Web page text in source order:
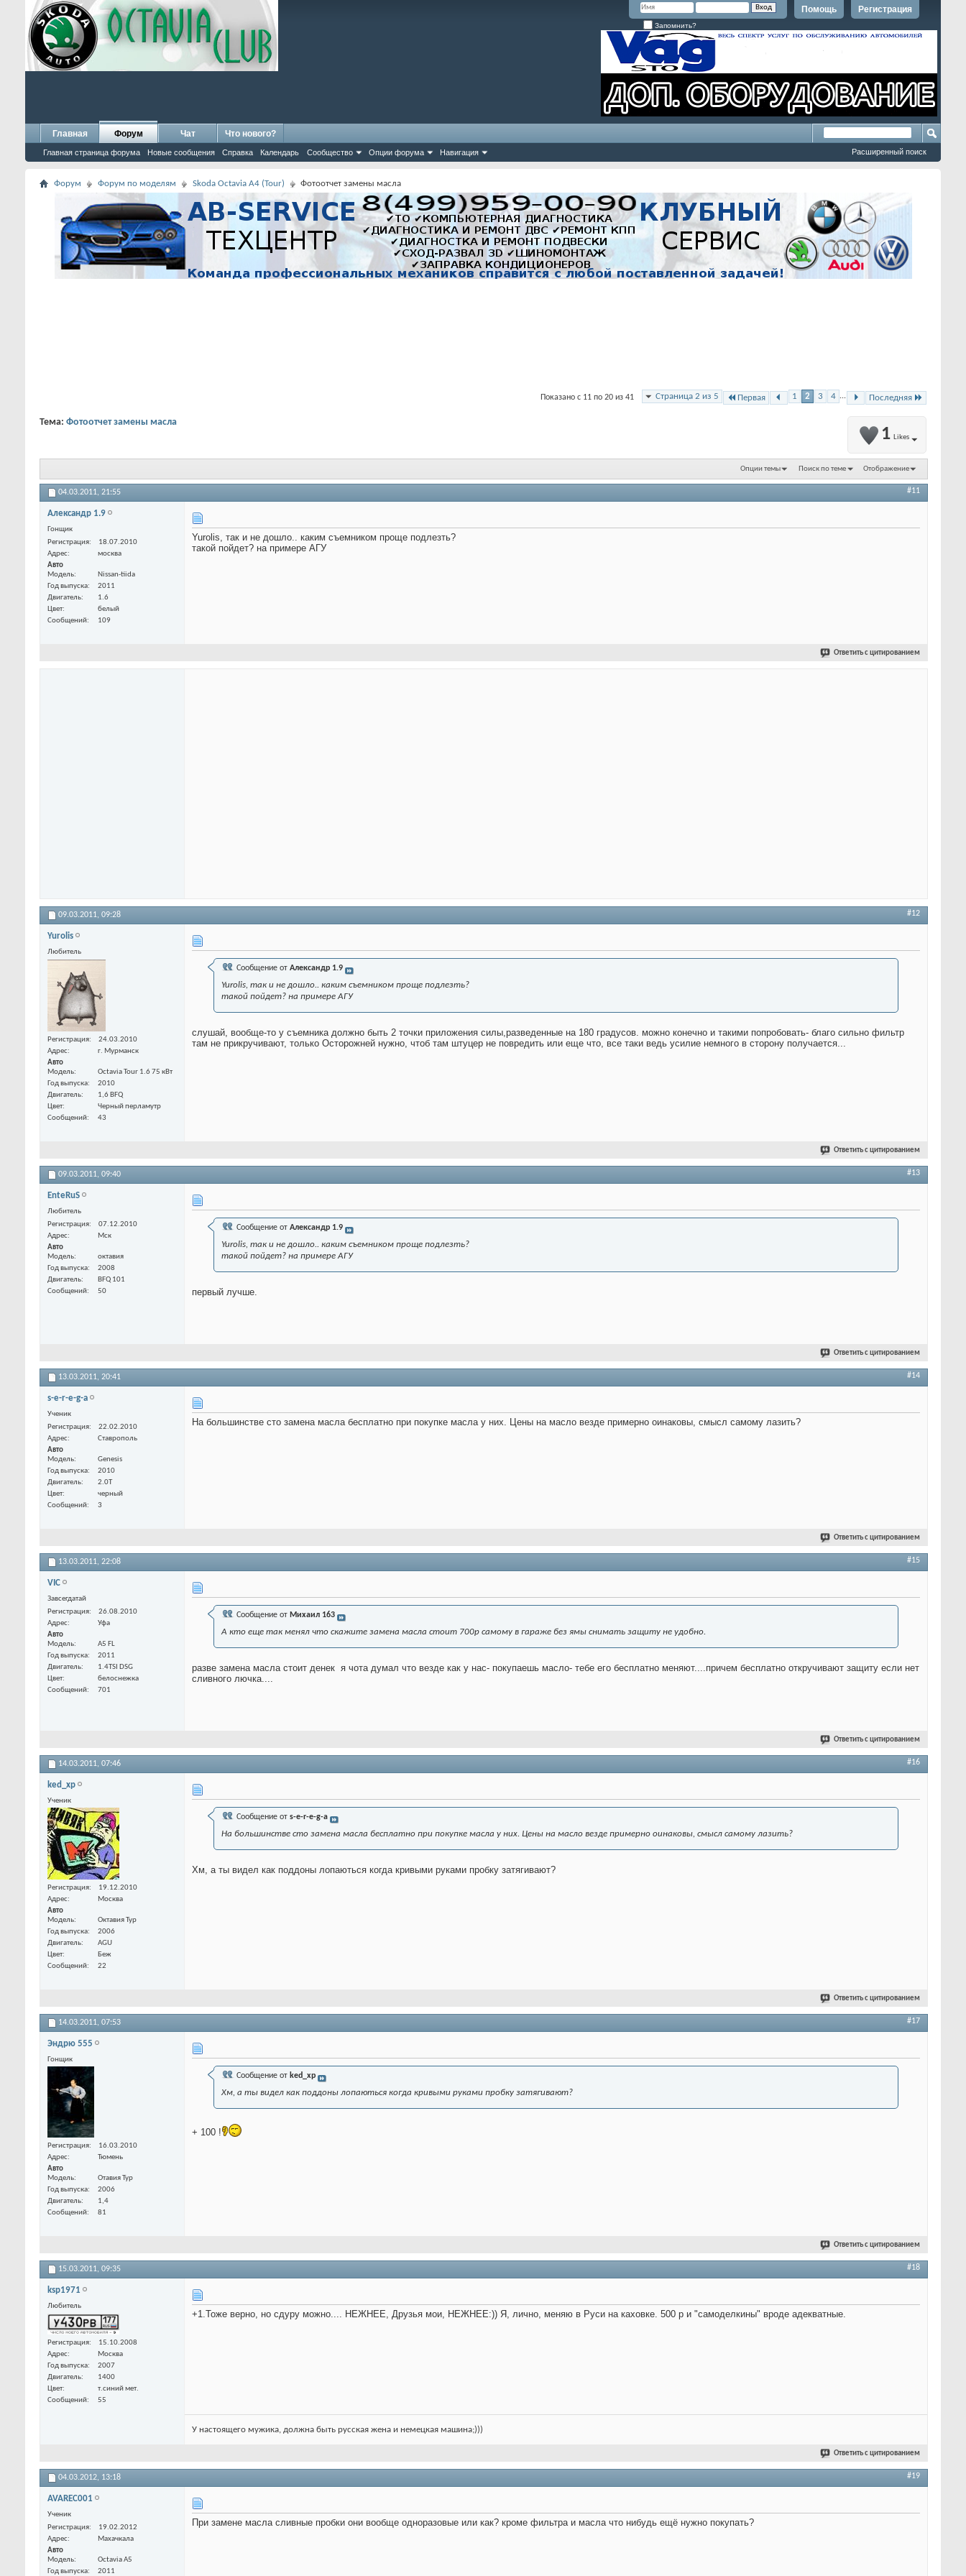
Регистрация
Помощь
Запомнить?
Главная Форум
Главная страница форума Новые сообщения Справка Календарь Сообщество Опции форума Навигация
Чат Что нового?
Расширенный поиск
Форум Форум по моделям Skoda Octavia A4 (Tour) Фотоотчет замены масла
Страница 2 из 5 Первая 1 2 3 4 ... Последняя
Показано с 11 по 20 из 41
1 Likes
Тема: Фотоотчет замены масла
Опции темы Поиск по теме Отображение
04.03.2011, 21:55 #11
Александр 1.9
Гонщик
Регистрация
18.07.2010
Адрес
москва
Авто
Модель
Nissan-tiida
Год выпуска
2011
Двигатель
1.6
Цвет
белый
Сообщений
109
Yurolis, так и не дошло.. каким съемником проще подлезть?
такой пойдет? на примере АГУ
Ответить с цитированием
09.03.2011, 09:28 #12
Yurolis
Любитель
Регистрация
24.03.2010
Адрес
г. Мурманск
Авто
Модель
Octavia Tour 1.6 75 кВт
Год выпуска
2010
Двигатель
1,6 BFQ
Цвет
Черный перламутр
Сообщений
43
Сообщение от Александр 1.9
Yurolis, так и не дошло.. каким съемником проще подлезть?
такой пойдет? на примере АГУ
слушай, вообще-то у съемника должно быть 2 точки приложения силы,разведенные на 180 градусов. можно конечно и такими попробовать- благо сильно фильтр
там не прикручивают, только Осторожней нужно, чтоб там штуцер не повредить или еще что, все таки ведь усилие немного в сторону получается...
Ответить с цитированием
09.03.2011, 09:40 #13
EnteRuS
Любитель
Регистрация
07.12.2010
Адрес
Мск
Авто
Модель
октавия
Год выпуска
2008
Двигатель
BFQ 101
Сообщений
50
Сообщение от Александр 1.9
Yurolis, так и не дошло.. каким съемником проще подлезть?
такой пойдет? на примере АГУ
первый лучше.
Ответить с цитированием
13.03.2011, 20:41 #14
s-e-r-e-g-a
Ученик
Регистрация
22.02.2010
Адрес
Ставрополь
Авто
Модель
Genesis
Год выпуска
2010
Двигатель
2.0Т
Цвет
черный
Сообщений
3
На большинстве сто замена масла бесплатно при покупке масла у них. Цены на масло везде примерно оинаковы, смысл самому лазить?
Ответить с цитированием
13.03.2011, 22:08 #15
VIC
Завсегдатай
Регистрация
26.08.2010
Адрес
Уфа
Авто
Модель
A5 FL
Год выпуска
2011
Двигатель
1.4TSI DSG
Цвет
белоснежка
Сообщений
701
Сообщение от Михаил 163
А кто еще так менял что скажите замена масла стоит 700р самому в гараже без ямы снимать защиту не удобно.
разве замена масла стоит денек я чота думал что везде как у нас- покупаешь масло- тебе его бесплатно меняют....причем бесплатно откручивают защиту если нет
сливного лючка....
Ответить с цитированием
14.03.2011, 07:46 #16
ked_xp
Ученик
Регистрация
19.12.2010
Адрес
Москва
Авто
Модель
Октавия Тур
Год выпуска
2006
Двигатель
AGU
Цвет
Беж
Сообщений
22
Сообщение от s-e-r-e-g-a
На большинстве сто замена масла бесплатно при покупке масла у них. Цены на масло везде примерно оинаковы, смысл самому лазить?
Хм, а ты видел как поддоны лопаються когда кривыми руками пробку затягивают?
Ответить с цитированием
14.03.2011, 07:53 #17
Эндрю 555
Гонщик
Регистрация
16.03.2010
Адрес
Тюмень
Авто
Модель
Отавия Тур
Год выпуска
2006
Двигатель
1,4
Сообщений
81
Сообщение от ked_xp
Хм, а ты видел как поддоны лопаються когда кривыми руками пробку затягивают?
+ 100 !
Ответить с цитированием
15.03.2011, 09:35 #18
ksp1971
Любитель
Регистрация
15.10.2008
Адрес
Москва
Год выпуска
2007
Двигатель
1400
Цвет
т.синий мет.
Сообщений
55
+1.Тоже верно, но сдуру можно.... НЕЖНЕЕ, Друзья мои, НЕЖНЕЕ:)) Я, лично, меняю в Руси на каховке. 500 р и "самоделкины" вроде адекватные.
У настоящего мужика, должна быть русская жена и немецкая машина;)))
Ответить с цитированием
04.03.2012, 13:18 #19
AVAREC001
Ученик
Регистрация
19.02.2012
Адрес
Махачкала
Авто
Модель
Octavia A5
Год выпуска
2011
При замене масла сливные пробки они вообще одноразовые или как? кроме фильтра и масла что нибудь ещё нужно покупать?